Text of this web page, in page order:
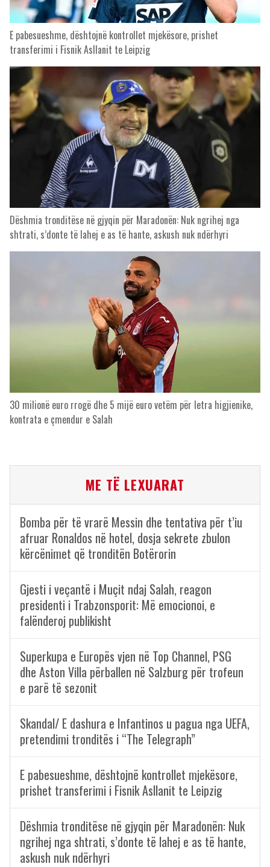
E pabesueshme, dështojnë kontrollet mjekësore, prishet
transferimi i Fisnik Asllanit te Leipzig
Dëshmia tronditëse në gjyqin për Maradonën: Nuk ngrihej nga
shtrati, s’donte të lahej e as të hante, askush nuk ndërhyri
30 milionë euro rrogë dhe 5 mijë euro vetëm për letra higjienike,
kontrata e çmendur e Salah
ME TË LEXUARAT
Bomba për të vrarë Messin dhe tentativa për t’iu
afruar Ronaldos në hotel, dosja sekrete zbulon
kërcënimet që tronditën Botërorin
Gjesti i veçantë i Muçit ndaj Salah, reagon
presidenti i Trabzonsporit: Më emocionoi, e
falënderoj publikisht
Superkupa e Europës vjen në Top Channel, PSG
dhe Aston Villa përballen në Salzburg për trofeun
e parë të sezonit
Skandal/ E dashura e Infantinos u pagua nga UEFA,
pretendimi tronditës i “The Telegraph”
E pabesueshme, dështojnë kontrollet mjekësore,
prishet transferimi i Fisnik Asllanit te Leipzig
Dëshmia tronditëse në gjyqin për Maradonën: Nuk
ngrihej nga shtrati, s’donte të lahej e as të hante,
askush nuk ndërhyri